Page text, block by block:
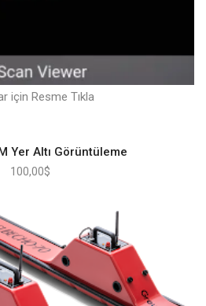
için Resme Tıkla
Yer Altı Görüntüleme
100,00$